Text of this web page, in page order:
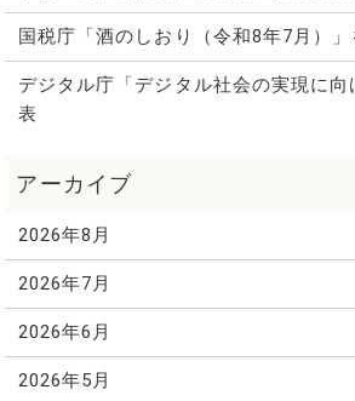
国税庁「酒のしおり（令和8年7月）
デジタル庁「デジタル社会の実現に
表
2026年8月
2026年7月
2026年6月
2026年5月